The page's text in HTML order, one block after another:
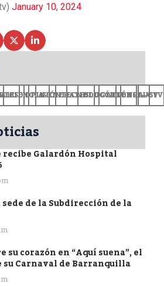
January 10, 2024
CIENCIA
OPINIÓN
GENERALES
TECNOLOGÍA
EDUCACIÓN
CULTURA+CV
Galardón Hospital
de la Subdirección de la
su corazón en “Aquí suena”, el
su Carnaval de Barranquilla